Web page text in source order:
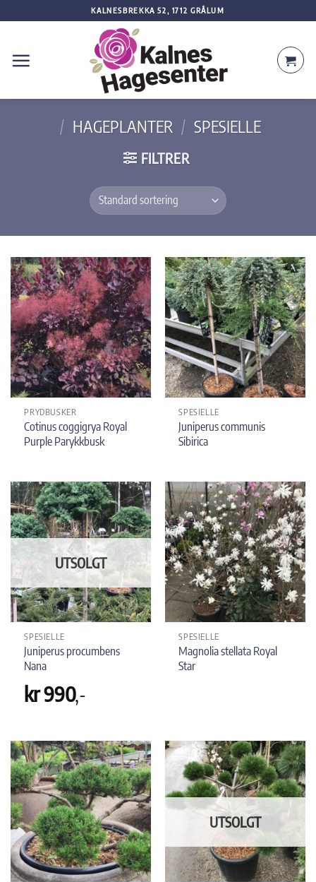
content
KALNESBREKKA 52, 1712 GRÅLUM
/ HAGEPLANTER / SPESIELLE
FILTRER
PRYDBUSKER
Cotinus coggigrya Royal
Purple Parykkbusk
SPESIELLE
Juniperus communis
Sibirica
UTSOLGT
SPESIELLE
Juniperus procumbens
Nana
kr990,-
SPESIELLE
Magnolia stellata Royal
Star
UTSOLGT